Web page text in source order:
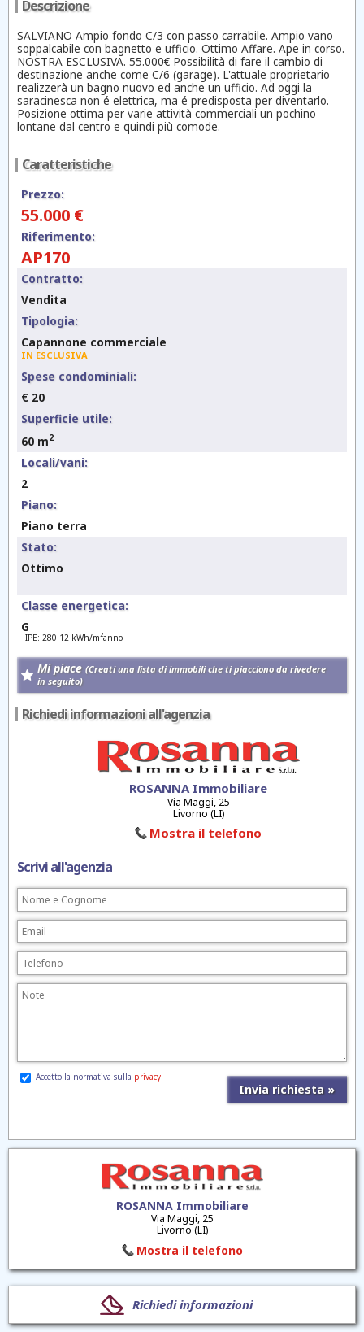
Descrizione
SALVIANO Ampio fondo C/3 con passo carrabile. Ampio vano
soppalcabile con bagnetto e ufficio. Ottimo Affare. Ape in corso.
NOSTRA ESCLUSIVA. 55.000€ Possibilità di fare il cambio di
destinazione anche come C/6 (garage). L'attuale proprietario
realizzerà un bagno nuovo ed anche un ufficio. Ad oggi la
saracinesca non é elettrica, ma é predisposta per diventarlo.
Posizione ottima per varie attività commerciali un pochino
lontane dal centro e quindi più comode.
Caratteristiche
Prezzo:
55.000 €
Riferimento:
AP170
Contratto:
Vendita
Tipologia:
Capannone commerciale
IN ESCLUSIVA
Spese condominiali:
€ 20
Superficie utile:
60 m2
Locali/vani:
2
Piano:
Piano terra
Stato:
Ottimo
Classe energetica:
G
IPE: 280.12 kWh/m2anno
Mi piace (Creati una lista di immobili che ti piacciono da rivedere
in seguito)
Richiedi informazioni all'agenzia
ROSANNA Immobiliare
Via Maggi, 25
Livorno (LI)
Mostra il telefono
Scrivi all'agenzia
Accetto la normativa sulla privacy
ROSANNA Immobiliare
Via Maggi, 25
Livorno (LI)
Mostra il telefono
Richiedi informazioni